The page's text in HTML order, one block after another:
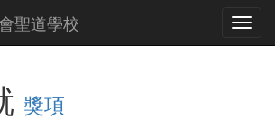
聖道學校
獎項